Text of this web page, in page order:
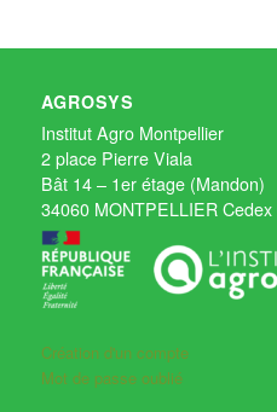
AGROSYS
Institut Agro Montpellier
2 place Pierre Viala
Bât 14 – 1er étage (Mandon)
34060 MONTPELLIER Cedex
Création d'un compte
Mot de passe oublié